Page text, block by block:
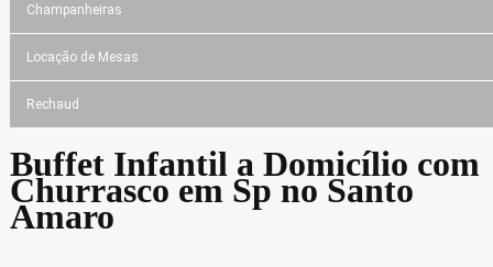
Champanheiras
Locação de Mesas
Rechaud
Buffet Infantil a Domicílio com
Churrasco em Sp no Santo
Amaro